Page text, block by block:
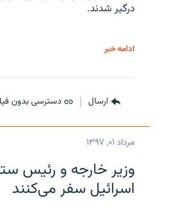
درگیر شدند.
ادامه خبر
ارسال دسترسی بدون
مرداد ۰۱, ۱۳۹۷
وزیر خارجه و رئیس‌
اسرائیل سفر می‌کنند